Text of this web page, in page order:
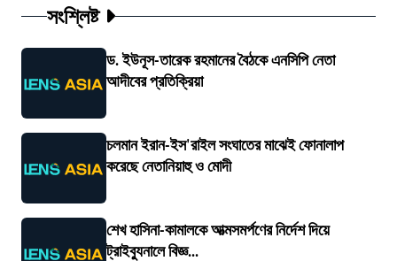
সংশ্লিষ্ট
ড. ইউনূস-তারেক রহমানের বৈঠকে এনসিপি নেতা
আদীবের প্রতিক্রিয়া
চলমান ইরান-ইস'রাইল সংঘাতের মাঝেই ফোনালাপ
করেছে নেতানিয়াহু ও মোদী
শেখ হাসিনা-কামালকে আত্মসমর্পণের নির্দেশ দিয়ে
ট্রাইব্যুনালে বিজ্ঞ...